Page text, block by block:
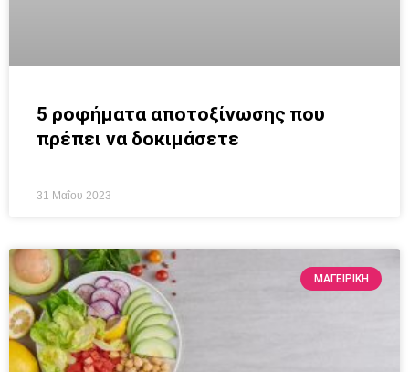
5 ροφήματα αποτοξίνωσης που
πρέπει να δοκιμάσετε
31 Μαΐου 2023
ΜΑΓΕΙΡΙΚΗ